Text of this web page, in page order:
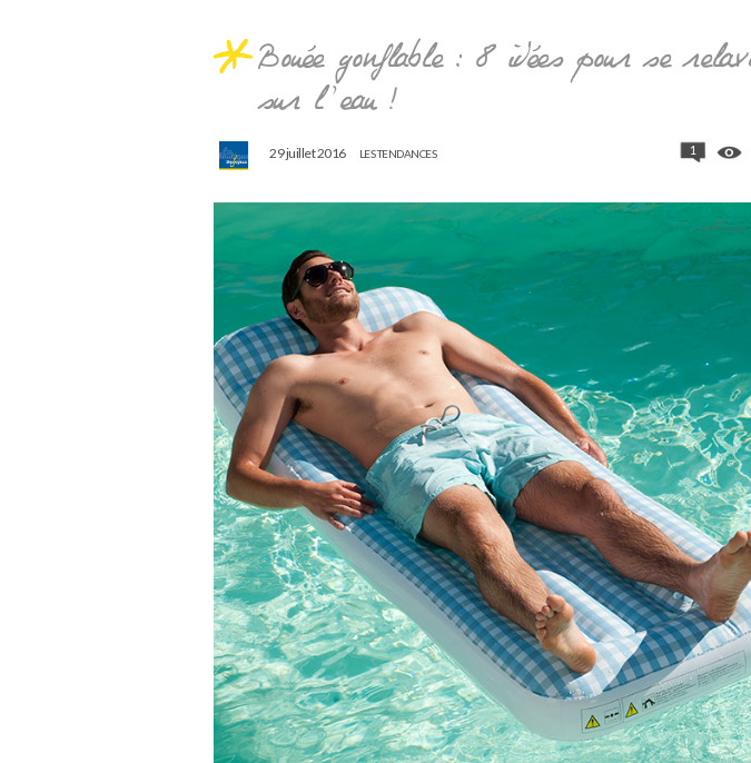
Bouée gonflable : 8 idées pour se
sur l’eau !
29 juillet 2016 LES TENDANCES 1